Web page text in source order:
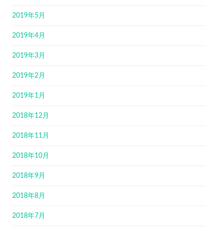
2019年5月
2019年4月
2019年3月
2019年2月
2019年1月
2018年12月
2018年11月
2018年10月
2018年9月
2018年8月
2018年7月